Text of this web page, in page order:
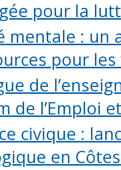
pour la
mentale : un
pour
de
de l’Emploi
civique :
en